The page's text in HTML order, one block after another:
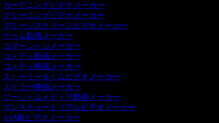
ガーデニングビデオメーカー
クリーニングビデオメーカー
グリーンスクリーンビデオメーカー
ゲーム動画メーカー
コマーシャルメーカー
コメディ動画メーカー
コメディ映画メーカー
ストーリータイムビデオメーカー
スリラー映画メーカー
ソーシャルメディア動画メーカー
ダンスチュートリアルビデオメーカー
ASMRビデオメーカー